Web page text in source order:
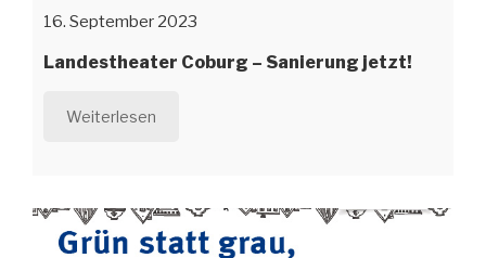
16. September 2023
Landestheater Coburg – Sanierung jetzt!
Weiterlesen